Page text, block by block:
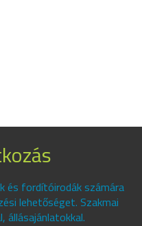
és fordítóirodák számára
lehetőséget. Szakmai
állásajánlatokkal.